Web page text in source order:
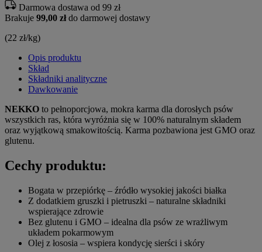
Darmowa dostawa od 99 zł
Brakuje 99,00 złdo darmowej dostawy
(22 zł/kg)
Opis produktu
Skład
Składniki analityczne
Dawkowanie
NEKKO to pełnoporcjowa, mokra karma dla dorosłych psów
wszystkich ras, która wyróżnia się w 100% naturalnym składem
oraz wyjątkową smakowitością. Karma pozbawiona jest GMO oraz
glutenu.
Cechy produktu:
Bogata w przepiórkę – źródło wysokiej jakości białka
Z dodatkiem gruszki i pietruszki – naturalne składniki
wspierające zdrowie
Bez glutenu i GMO – idealna dla psów ze wrażliwym
układem pokarmowym
Olej z łososia – wspiera kondycję sierści i skóry